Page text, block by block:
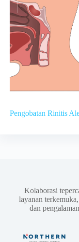
Pengobatan Rinitis
Kolaborasi
layanan
dan